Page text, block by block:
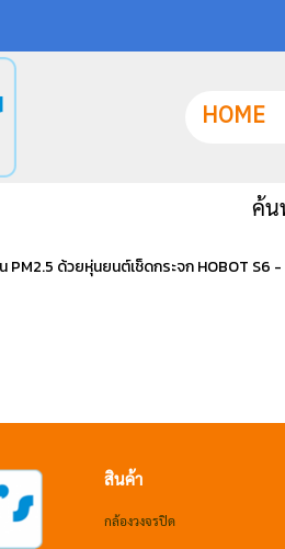
HOME
ค้น
PM2.5 ด้วยหุ่นยนต์เช็ดกระจก HOBOT S6 -
สินค้า
กล้องวงจรปิด